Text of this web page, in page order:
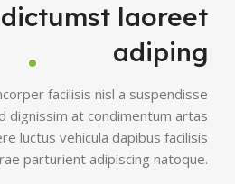
laoreet
adiping
facilisis nisl a suspendisse
dignissim at condimentum artas
luctus vehicula dapibus facilisis
parturient adipiscing natoque.